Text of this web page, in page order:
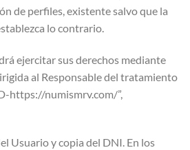
de perfiles, existente salvo que la
lo contrario.
ejercitar sus derechos mediante
al Responsable del tratamiento
https://numismrv.com/”,
Usuario y copia del DNI. En los